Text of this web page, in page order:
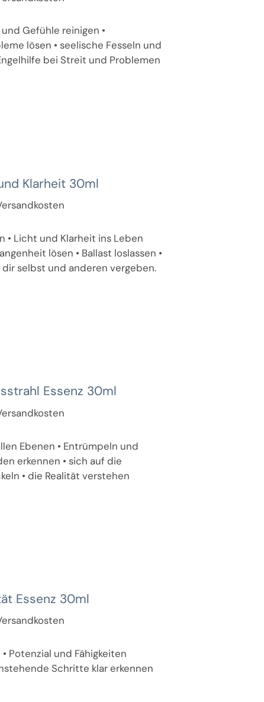
Gefühle reinigen •
lösen • seelische Fesseln und
bei Streit und Problemen
Klarheit 30ml
• Licht und Klarheit ins Leben
lösen • Ballast loslassen •
dir selbst und anderen vergeben.
Essenz 30ml
Ebenen • Entrümpeln und
erkennen • sich auf die
• die Realität verstehen
Essenz 30ml
Potenzial und Fähigkeiten
Schritte klar erkennen